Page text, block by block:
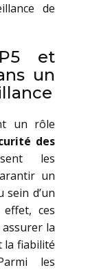
de
et
un
un rôle
des
les
un
d’un
ces
la
la fiabilité
les